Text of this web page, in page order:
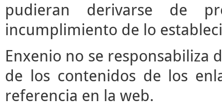
pudieran derivarse de
incumplimiento de lo
Enxenio no se responsabiliza
de los contenidos de los
referencia en la web.